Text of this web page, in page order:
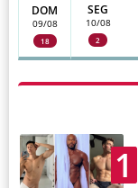
DOM
09/08
18
SEG
10/08
2
1